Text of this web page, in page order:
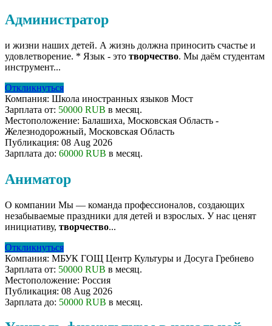
Администратор
и жизни наших детей. А жизнь должна приносить счастье и
удовлетворение. * Язык - это творчество. Мы даём студентам
инструмент...
Откликнуться
Компания: Школа иностранных языков Мост
Зарплата от: 50000 RUB в месяц.
Местоположение: Балашиха, Московская Область -
Железнодорожный, Московская Область
Публикация: 08 Aug 2026
Зарплата до: 60000 RUB в месяц.
Аниматор
О компании Мы — команда профессионалов, создающих
незабываемые праздники для детей и взрослых. У нас ценят
инициативу, творчество...
Откликнуться
Компания: МБУК ГОЩ Центр Культуры и Досуга Гребнево
Зарплата от: 50000 RUB в месяц.
Местоположение: Россия
Публикация: 08 Aug 2026
Зарплата до: 50000 RUB в месяц.